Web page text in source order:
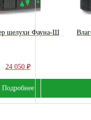
шелухи Фауна-Ш
24 050 ₽
Подробнее